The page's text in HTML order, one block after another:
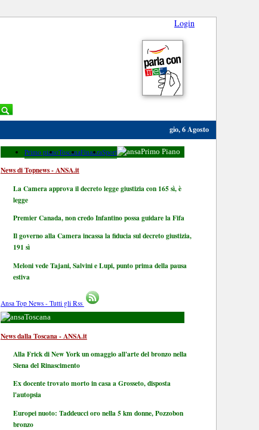
Login
gio, 6 Agosto
Primo pianoToscanaFinanzaSport Primo Piano
News di Topnews - ANSA.it
La Camera approva il decreto legge giustizia con 165 sì, è
legge
Premier Canada, non credo Infantino possa guidare la Fifa
Il governo alla Camera incassa la fiducia sul decreto giustizia,
191 sì
Meloni vede Tajani, Salvini e Lupi, punto prima della pausa
estiva
Ansa Top News - Tutti gli Rss
Toscana
News dalla Toscana - ANSA.it
Alla Frick di New York un omaggio all'arte del bronzo nella
Siena del Rinascimento
Ex docente trovato morto in casa a Grosseto, disposta
l'autopsia
Europei nuoto: Taddeucci oro nella 5 km donne, Pozzobon
bronzo